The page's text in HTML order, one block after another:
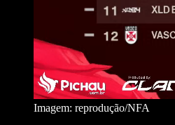
Imagem: reprodução/NFA